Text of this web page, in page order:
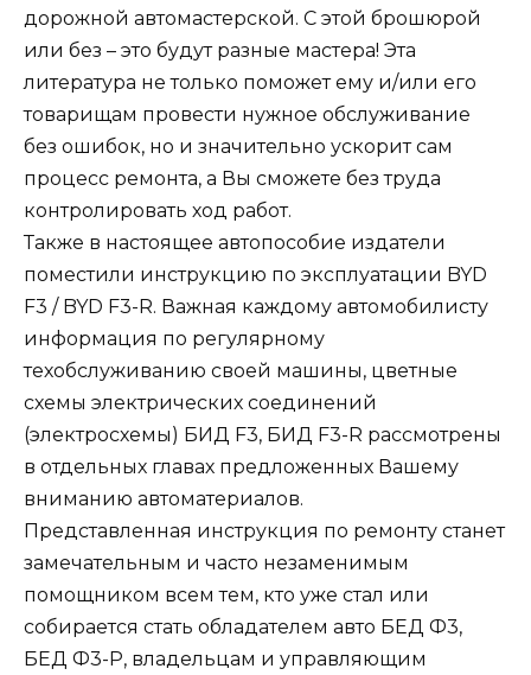
дорожной автомастерской. С этой брошюрой
или без – это будут разные мастера! Эта
литература не только поможет ему и/или его
товарищам провести нужное обслуживание
без ошибок, но и значительно ускорит сам
процесс ремонта, а Вы сможете без труда
контролировать ход работ.
Также в настоящее автопособие издатели
поместили инструкцию по эксплуатации BYD
F3 / BYD F3-R. Важная каждому автомобилисту
информация по регулярному
техобслуживанию своей машины, цветные
схемы электрических соединений
(электросхемы) БИД F3, БИД F3-R рассмотрены
в отдельных главах предложенных Вашему
вниманию автоматериалов.
Представленная инструкция по ремонту станет
замечательным и часто незаменимым
помощником всем тем, кто уже стал или
собирается стать обладателем авто БЕД Ф3,
БЕД Ф3-Р, владельцам и управляющим